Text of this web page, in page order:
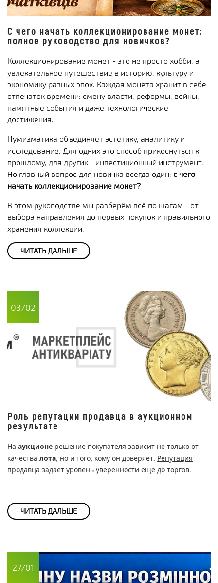
С чего начать коллекционирование монет:
полное руководство для новичков?
Коллекционирование монет - это не просто хобби, а
увлекательное путешествие в историю, культуру и
экономику разных эпох. Каждая монета хранит в себе
отпечаток времени: смену власти, реформы, войны,
памятные события и даже технологические
достижения.
Нумизматика объединяет эстетику, аналитику и
исследование. Для одних это способ прикоснуться к
прошлому, для других - инвестиционный инструмент.
Но главный вопрос для новичка всегда один: с чего
начать коллекционирование монет?
В этом руководстве мы разберём всё по шагам - от
выбора направления до первых покупок и правильного
хранения коллекции.
ЧИТАТЬ ДАЛЬШЕ
03/02
Роль репутации продавца в аукционном
результате
На аукционе решение покупателя зависит не только от
качества лота, но и того, кому он доверяет. Репутация
продавца задает уровень уверенности еще до торгов.
ЧИТАТЬ ДАЛЬШЕ
27/01